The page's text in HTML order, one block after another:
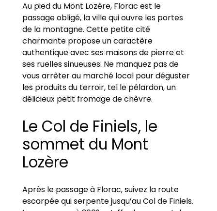
Au pied du Mont Lozère, Florac est le
passage obligé, la ville qui ouvre les portes
de la montagne. Cette petite cité
charmante propose un caractère
authentique avec ses maisons de pierre et
ses ruelles sinueuses. Ne manquez pas de
vous arrêter au marché local pour déguster
les produits du terroir, tel le pélardon, un
délicieux petit fromage de chèvre.
Le Col de Finiels, le
sommet du Mont
Lozère
Après le passage à Florac, suivez la route
escarpée qui serpente jusqu’au Col de Finiels.